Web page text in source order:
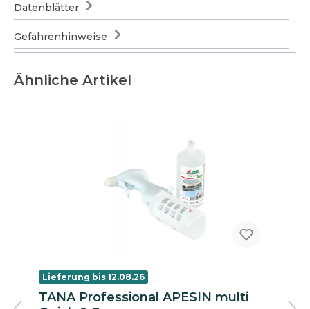
Datenblätter
Gefahrenhinweise
Ähnliche Artikel
Lieferung bis 12.08.26
TANA Professional APESIN multi